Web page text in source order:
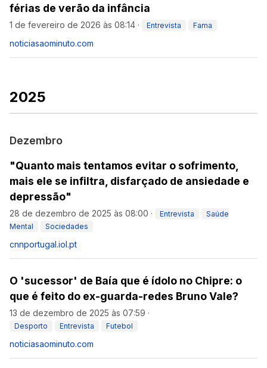
férias de verão da infância
1 de fevereiro de 2026 às 08:14 · Entrevista Fama
noticiasaominuto.com
2025
Dezembro
"Quanto mais tentamos evitar o sofrimento,
mais ele se infiltra, disfarçado de ansiedade e
depressão"
28 de dezembro de 2025 às 08:00 · Entrevista
Saúde
Mental
Sociedades
cnnportugal.iol.pt
O 'sucessor' de Baía que é ídolo no Chipre: o
que é feito do ex-guarda-redes Bruno Vale?
13 de dezembro de 2025 às 07:59 ·
Desporto Entrevista Futebol
noticiasaominuto.com